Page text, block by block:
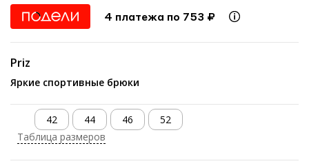
4 платежа по 753 ₽
Priz
Яркие спортивные брюки
42 44 46
52
Таблица размеров